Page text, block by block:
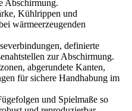
Abschirmung.
Kühlrippen und
wärmeerzeugenden
definierte
zur Abschirmung.
abgerundete Kanten,
für sichere Handhabung im
und Spielmaße so